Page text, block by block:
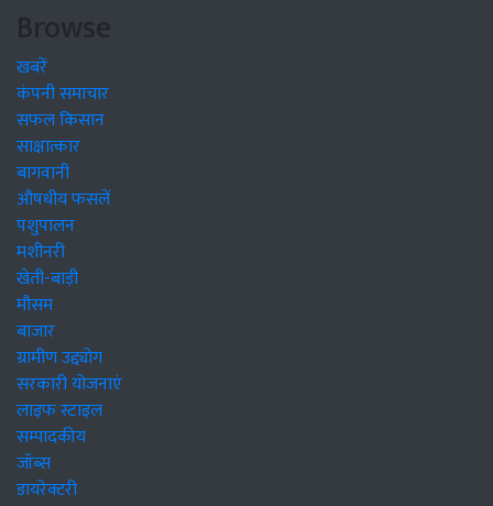
Browse
खबरें
कंपनी समाचार
सफल किसान
साक्षात्कार
बागवानी
औषधीय फसलें
पशुपालन
मशीनरी
खेती-बाड़ी
मौसम
बाजार
ग्रामीण उद्द्योग
सरकारी योजनाएं
लाइफ स्टाइल
सम्पादकीय
जॉब्स
डायरेक्टरी